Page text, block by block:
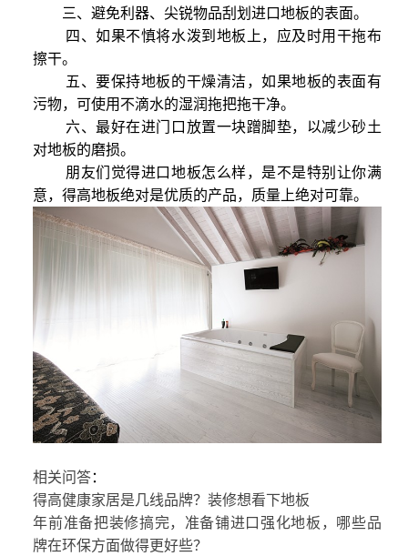
三、避免利器、尖锐物品刮划进口地板的表面。
四、如果不慎将水泼到地板上，应及时用干拖布
擦干。
五、要保持地板的干燥清洁，如果地板的表面有
污物，可使用不滴水的湿润拖把拖干净。
六、最好在进门口放置一块蹭脚垫，以减少砂土
对地板的磨损。
朋友们觉得进口地板怎么样，是不是特别让你满
意，得高地板绝对是优质的产品，质量上绝对可靠。
相关问答：
得高健康家居是几线品牌？装修想看下地板
年前准备把装修搞完，准备铺进口强化地板，哪些品
牌在环保方面做得更好些？